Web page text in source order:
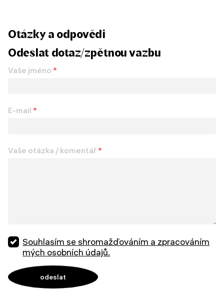
Otázky a odpovědi
Odeslat dotaz/zpětnou vazbu
Vaše jméno *
E-mail *
Vaše otázka / komentář*
Souhlasím se shromažďováním a zpracováním
mých osobních údajů.